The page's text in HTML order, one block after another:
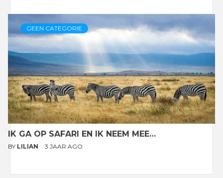
GEEN CATEGORIE
IK GA OP SAFARI EN IK NEEM MEE…
BY LILIAN 3 JAAR AGO